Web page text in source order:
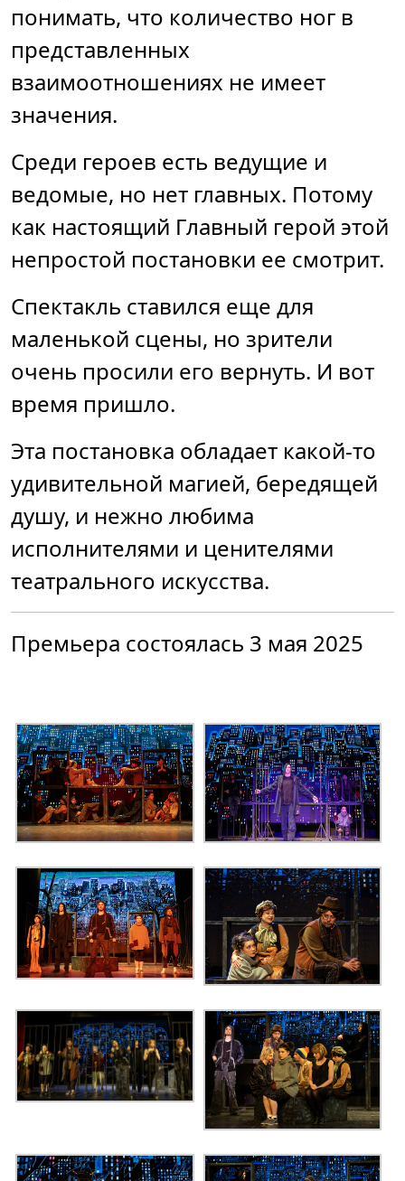
понимать, что количество ног в
представленных
взаимоотношениях не имеет
значения.
Среди героев есть ведущие и
ведомые, но нет главных. Потому
как настоящий Главный герой этой
непростой постановки ее смотрит.
Спектакль ставился еще для
маленькой сцены, но зрители
очень просили его вернуть. И вот
время пришло.
Эта постановка обладает какой-то
удивительной магией, бередящей
душу, и нежно любима
исполнителями и ценителями
театрального искусства.
Премьера состоялась 3 мая 2025